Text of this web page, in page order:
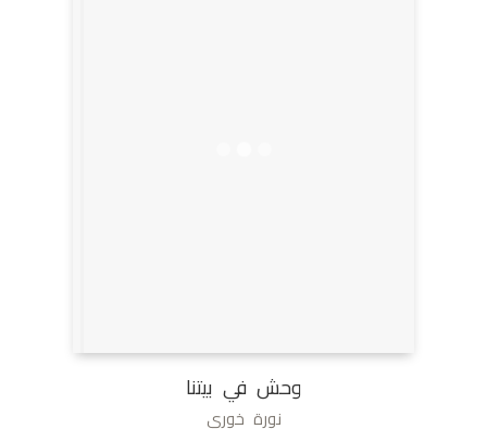
وحش في بيتنا
نورة خوري